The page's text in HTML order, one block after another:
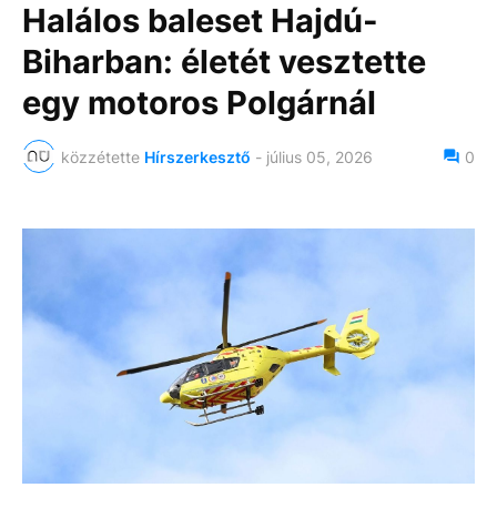
Halálos baleset Hajdú-
Biharban: életét vesztette
egy motoros Polgárnál
közzétette Hírszerkesztő - július 05, 2026 0